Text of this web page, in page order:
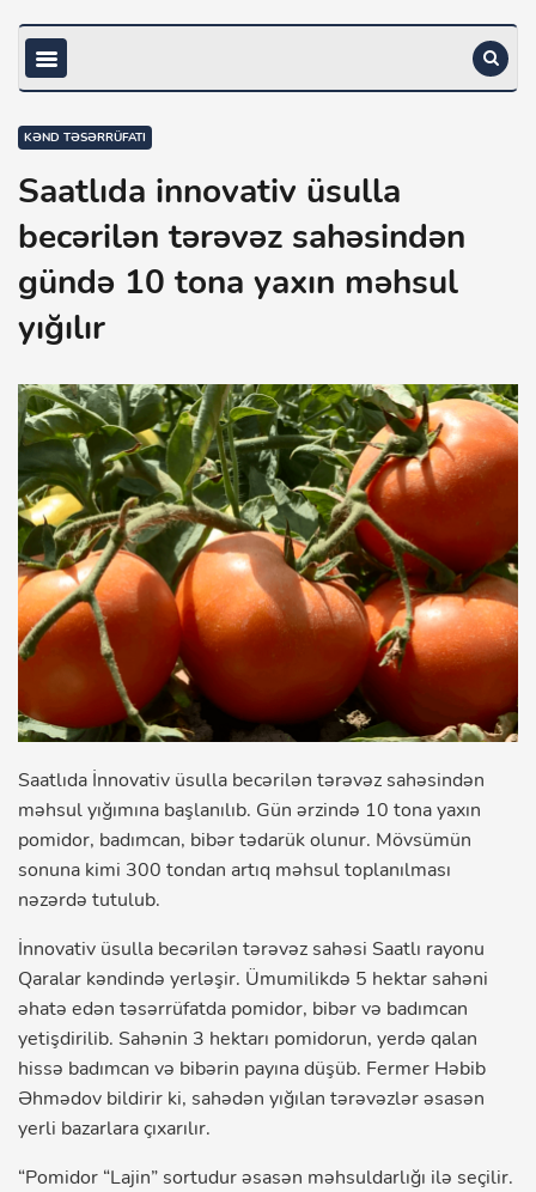
KƏND TƏSƏRRÜFATI
Saatlıda innovativ üsulla
becərilən tərəvəz sahəsindən
gündə 10 tona yaxın məhsul
yığılır
Saatlıda İnnovativ üsulla becərilən tərəvəz sahəsindən
məhsul yığımına başlanılıb. Gün ərzində 10 tona yaxın
pomidor, badımcan, bibər tədarük olunur. Mövsümün
sonuna kimi 300 tondan artıq məhsul toplanılması
nəzərdə tutulub.
İnnovativ üsulla becərilən tərəvəz sahəsi Saatlı rayonu
Qaralar kəndində yerləşir. Ümumilikdə 5 hektar sahəni
əhatə edən təsərrüfatda pomidor, bibər və badımcan
yetişdirilib. Sahənin 3 hektarı pomidorun, yerdə qalan
hissə badımcan və bibərin payına düşüb. Fermer Həbib
Əhmədov bildirir ki, sahədən yığılan tərəvəzlər əsasən
yerli bazarlara çıxarılır.
“Pomidor “Lajin” sortudur əsasən məhsuldarlığı ilə seçilir.